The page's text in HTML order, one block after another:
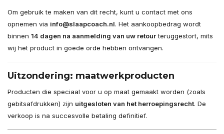
Om gebruik te maken van dit recht, kunt u contact met ons
opnemen via info@slaapcoach.nl. Het aankoopbedrag wordt
binnen 14 dagen na aanmelding van uw retourteruggestort, mits
wij het product in goede orde hebben ontvangen.
Uitzondering: maatwerkproducten
Producten die speciaal voor u op maat gemaakt worden (zoals
gebitsafdrukken) zijn uitgesloten van het herroepingsrecht. De
verkoop is na succesvolle betaling definitief.